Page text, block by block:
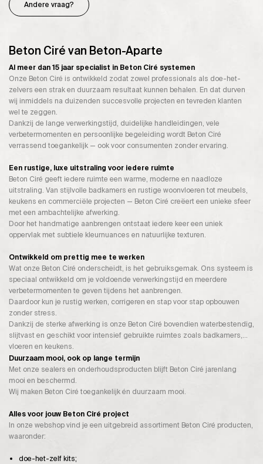
Andere vraag?
Beton Ciré van Beton-Aparte
Al meer dan 15 jaar specialist in Beton Ciré systemen
Onze Beton Ciré is ontwikkeld zodat zowel professionals als doe-het-
zelvers een strak en duurzaam resultaat kunnen behalen. En dat durven
wij inmiddels na duizenden succesvolle projecten en tevreden klanten
wel te zeggen.
Dankzij de lange verwerkingstijd, duidelijke handleidingen, vele
verbetermomenten en persoonlijke begeleiding wordt Beton Ciré
verrassend toegankelijk — ook voor consumenten zonder ervaring.
Een rustige, luxe uitstraling voor iedere ruimte
Beton Ciré geeft iedere ruimte een warme, moderne en naadloze
uitstraling. Van stijlvolle badkamers en rustige woonvloeren tot meubels,
keukens en commerciële projecten — Beton Ciré creëert een unieke sfeer
met een ambachtelijke afwerking.
Door het handmatige aanbrengen ontstaat iedere keer een uniek
oppervlak met subtiele kleurnuances en natuurlijke texturen.
Ontwikkeld om prettig mee te werken
Wat onze Beton Ciré onderscheidt, is het gebruiksgemak. Ons systeem is
speciaal ontwikkeld om je voldoende verwerkingstijd en meerdere
verbetermomenten te geven tijdens het aanbrengen.
Daardoor kun je rustig werken, corrigeren en stap voor stap opbouwen
zonder stress.
Dankzij de sterke afwerking is onze Beton Ciré bovendien waterbestendig,
slijtvast en geschikt voor intensief gebruikte ruimtes zoals badkamers,
vloeren en keukens.
Duurzaam mooi, ook op lange termijn
Met onze sealers en onderhoudsproducten blijft Beton Ciré jarenlang
mooi en beschermd.
Wij maken Beton Ciré toegankelijk én duurzaam mooi.
Alles voor jouw Beton Ciré project
In onze webshop vind je een uitgebreid assortiment Beton Ciré producten,
waaronder:
doe-het-zelf kits;